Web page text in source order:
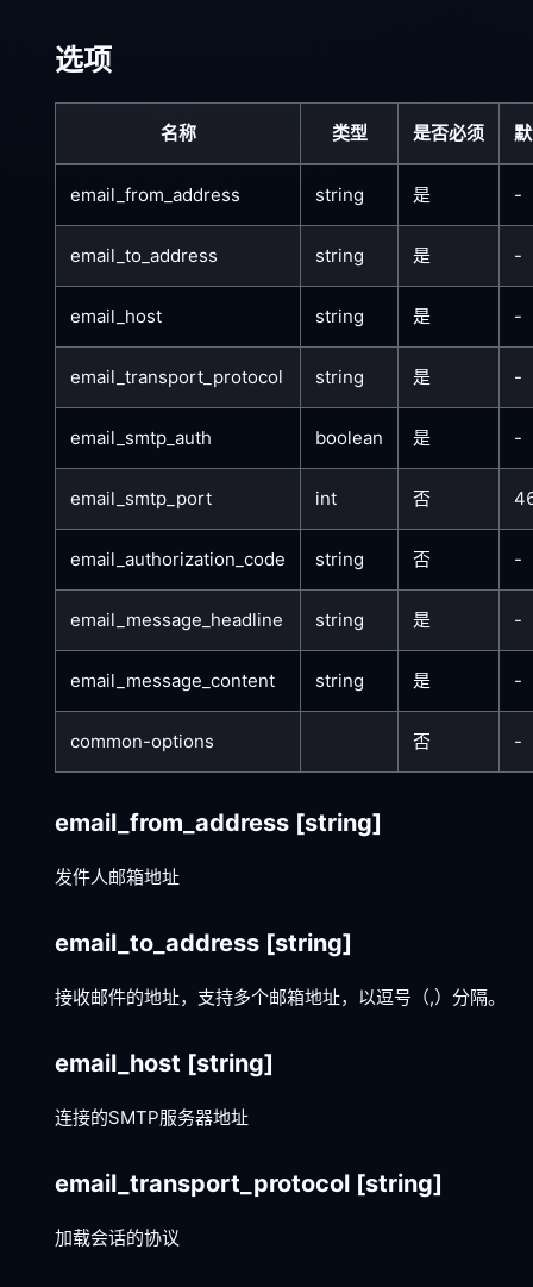
选项
名称 类型 是否必须
email_from_address string 是 -
email_to_address string 是 -
email_host string 是 -
email_transport_protocol string 是 -
email_smtp_auth boolean 是 -
email_smtp_port int 否
email_authorization_code string 否 -
email_message_headline string 是 -
email_message_content string 是 -
common-options 否 -
email_from_address [string]
发件人邮箱地址
email_to_address [string]
接收邮件的地址，支持多个邮箱地址，以逗号（,）分隔。
email_host [string]
连接的SMTP服务器地址
email_transport_protocol [string]
加载会话的协议